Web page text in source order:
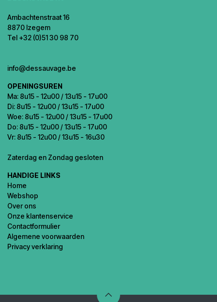
Ambachtenstraat 16
8870 Izegem
Tel +32 (0)51 30 98 70
info@dessauvage.be
OPENINGSUREN
Ma: 8u15 - 12u00 / 13u15 - 17u00
Di: 8u15 - 12u00 / 13u15 - 17u00
Woe: 8u15 - 12u00 / 13u15 - 17u00
Do: 8u15 - 12u00 / 13u15 - 17u00
Vr: 8u15 - 12u00 / 13u15 - 16u30
Zaterdag en Zondag gesloten
HANDIGE LINKS
Home
Webshop
Over ons
Onze klantenservice
Contactformulier
Algemene voorwaarden
Privacy verklaring